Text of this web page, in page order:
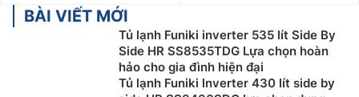
BÀI VIẾT MỚI
Tủ lạnh Funiki inverter 535 lít Side By
Side HR SS8535TDG Lựa chọn hoàn
hảo cho gia đình hiện đại
Tủ lạnh Funiki lnverter 430 lít side by